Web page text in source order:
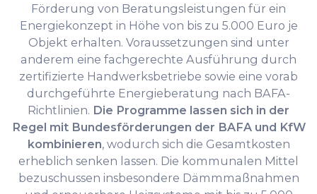
Förderung von Beratungsleistungen für ein
Energiekonzept in Höhe von bis zu 5.000 Euro je
Objekt erhalten. Voraussetzungen sind unter
anderem eine fachgerechte Ausführung durch
zertifizierte Handwerksbetriebe sowie eine vorab
durchgeführte Energieberatung nach BAFA-
Richtlinien. Die Programme lassen sich in der
Regel mit Bundesförderungen der BAFA und KfW
kombinieren, wodurch sich die Gesamtkosten
erheblich senken lassen. Die kommunalen Mittel
bezuschussen insbesondere Dämmmaßnahmen